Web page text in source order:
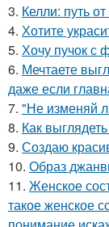
3. Келли: путь
4. Хотите
5. Хочу пучок с
6. Мечтаете
даже если
7. "Не изменяй
8. Как
9. Создаю
10. Образ
11. Женское
такое женское